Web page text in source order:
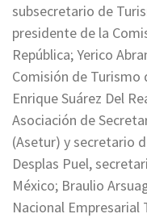
subsecretario de
presidente de la
República; Yerico
Comisión de Turismo
Enrique Suárez Del
Asociación de
(Asetur) y secretario
Desplas Puel,
México; Braulio
Nacional Empresarial